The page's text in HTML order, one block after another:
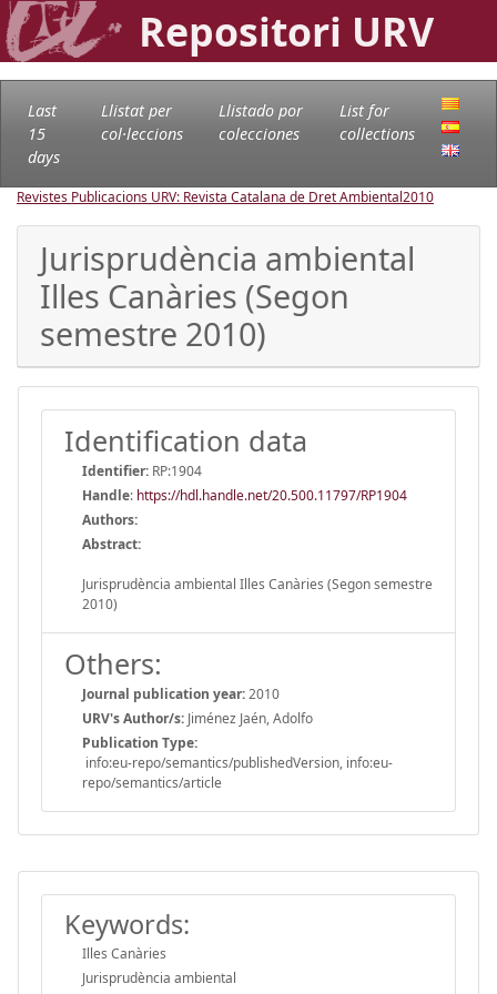
Repositori URV
Last
15
days
Llistat per
col·leccions
Llistado por
colecciones
List for
collections
Revistes Publicacions URV: Revista Catalana de Dret Ambiental2010
Jurisprudència ambiental
Illes Canàries (Segon
semestre 2010)
Identification data
Identifier: RP:1904
Handle: https://hdl.handle.net/20.500.11797/RP1904
Authors:
Abstract:
Jurisprudència ambiental Illes Canàries (Segon semestre
2010)
Others:
Journal publication year:2010
URV's Author/s: Jiménez Jaén, Adolfo
Publication Type:
info:eu-repo/semantics/publishedVersion, info:eu-
repo/semantics/article
Keywords:
Illes Canàries
Jurisprudència ambiental